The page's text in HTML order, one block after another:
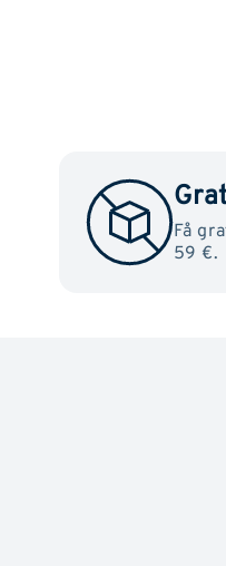
Få
59 €.